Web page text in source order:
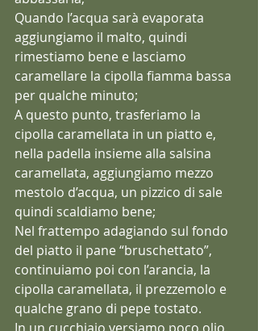
Quando l’acqua sarà evaporata
aggiungiamo il malto, quindi
rimestiamo bene e lasciamo
caramellare la cipolla fiamma bassa
per qualche minuto;
A questo punto, trasferiamo la
cipolla caramellata in un piatto e,
nella padella insieme alla salsina
caramellata, aggiungiamo mezzo
mestolo d’acqua, un pizzico di sale
quindi scaldiamo bene;
Nel frattempo adagiando sul fondo
del piatto il pane “bruschettato”,
continuiamo poi con l’arancia, la
cipolla caramellata, il prezzemolo e
qualche grano di pepe tostato.